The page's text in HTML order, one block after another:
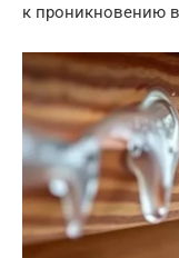
к проникновению